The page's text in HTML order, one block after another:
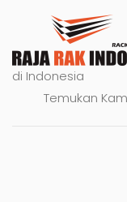
di Indonesia
Temukan